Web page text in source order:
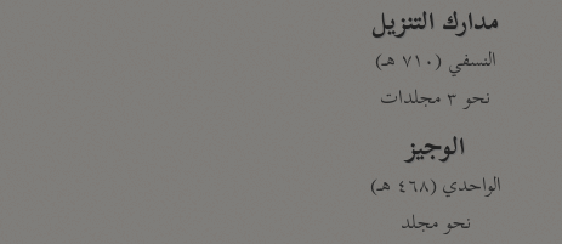
مدارك التنزيل
النسفي (٧١٠ هـ)
نحو ٣ مجلدات
الوجيز
الواحدي (٤٦٨ هـ)
نحو مجلد